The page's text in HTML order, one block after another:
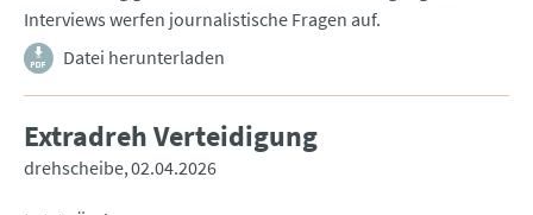
Interviews werfen journalistische Fragen auf.
Datei herunterladen
Extradreh Verteidigung
drehscheibe 02.04.2026